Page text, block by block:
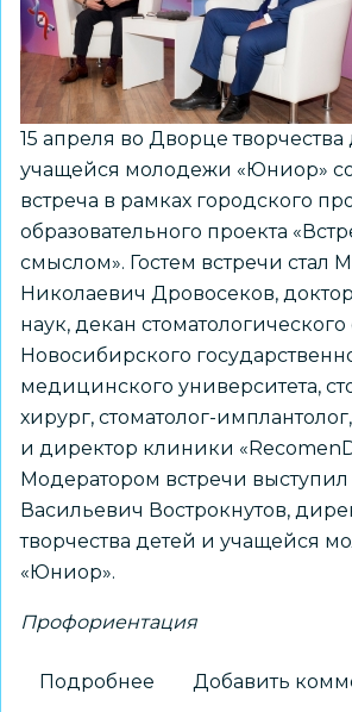
15 апреля во Дворце творчества
учащейся молодежи «Юниор»
встреча в рамках городского
образовательного проекта
смыслом». Гостем встречи стал
Николаевич Дровосеков,
наук, декан стоматологического
Новосибирского
медицинского университета,
хирург, стоматолог-
и директор клиники
Модератором встречи
Васильевич Вострокнутов,
творчества детей и учащейся
«Юниор».
Профориентация
Подробнее Добавить